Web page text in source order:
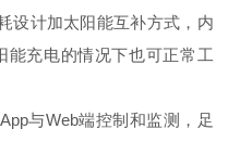
设计加太阳能互补方式，内
能充电的情况下也可正常工
与Web端控制和监测，足